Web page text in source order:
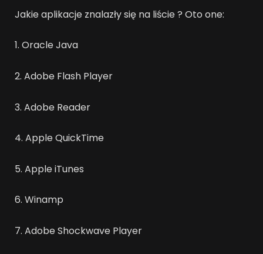
Jakie aplikacje znalazły się na liście ? Oto one:
1. Oracle Java
2. Adobe Flash Player
3. Adobe Reader
4. Apple QuickTime
5. Apple iTunes
6. Winamp
7. Adobe Shockwave Player